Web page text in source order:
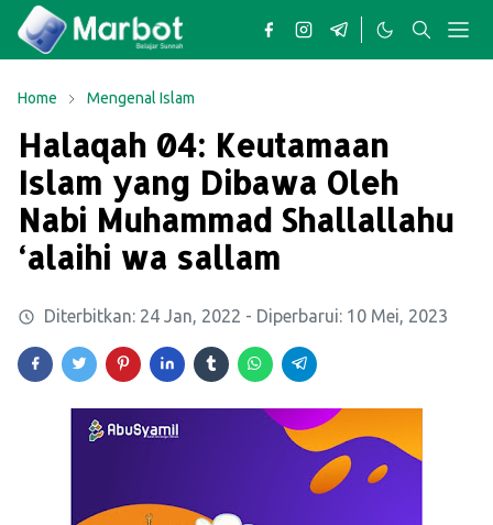
Home Mengenal Islam
Halaqah 04: Keutamaan
Islam yang Dibawa Oleh
Nabi Muhammad Shallallahu
‘alaihi wa sallam
Diterbitkan: 24 Jan, 2022 - Diperbarui: 10 Mei, 2023